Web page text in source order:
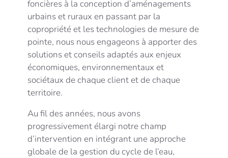
foncières à la conception d’aménagements
urbains et ruraux en passant par la
copropriété et les technologies de mesure de
pointe, nous nous engageons à apporter des
solutions et conseils adaptés aux enjeux
économiques, environnementaux et
sociétaux de chaque client et de chaque
territoire.
Au fil des années, nous avons
progressivement élargi notre champ
d’intervention en intégrant une approche
globale de la gestion du cycle de l’eau,